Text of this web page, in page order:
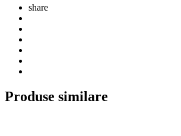
share
Produse similare